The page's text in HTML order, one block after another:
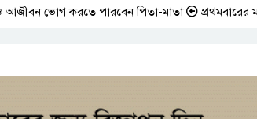
করতে পারবেন পিতা-মাতা প্রথমবারের মতো